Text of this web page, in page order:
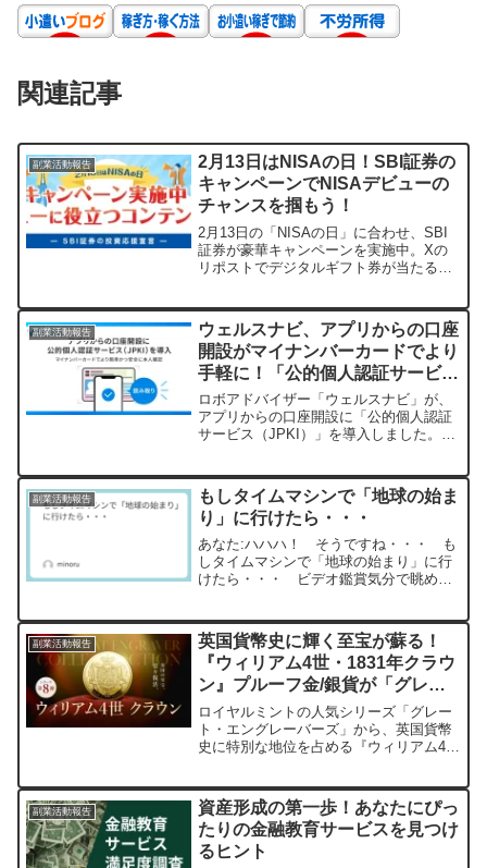
関連記事
副業活動報告
2月13日はNISAの日！SBI証券の
キャンペーンでNISAデビューの
チャンスを掴もう！
2月13日の「NISAの日」に合わせ、SBI
証券が豪華キャンペーンを実施中。Xの
リポストでデジタルギフト券が当たるチ
を逃さないでください！
副業活動報告
ウェルスナビ、アプリからの口座
開設がマイナンバーカードでより
手軽に！「公的個人認証サービス
（JPKI）」導入で安心感アップ
ロボアドバイザー「ウェルスナビ」が、
アプリからの口座開設に「公的個人認証
サービス（JPKI）」を導入しました。こ
産運用を始めたい方の手続きがスムーズ
になります。ウェルスナビのセキュリテ
ィ対策やサービスの特徴もご紹介し、一
歩踏み出すあなたの背中を押します。
副業活動報告
もしタイムマシンで「地球の始ま
り」に行けたら・・・
あなた:ハハハ！ そうですね・・・ も
しタイムマシンで「地球の始まり」に行
けたら・・・ ビデオ鑑賞気分で眺めて
視点モード」で歴史のDVDをフル視聴す
る感...
副業活動報告
英国貨幣史に輝く至宝が蘇る！
『ウィリアム4世・1831年クラウ
ン』プルーフ金/銀貨が「グレー
ト・エングレーバーズ」シリーズ
から登場
ロイヤルミントの人気シリーズ「グレー
ト・エングレーバーズ」から、英国貨幣
史に特別な地位を占める『ウィリアム4
の技術が融合したこのコインは、コレク
ターだけでなく資産保全を考える方にも
注目の逸品です。
副業活動報告
資産形成の第一歩！あなたにぴっ
たりの金融教育サービスを見つけ
るヒント